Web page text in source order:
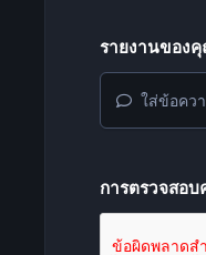
รายงานของ
ใส่ข้อคว
การตรวจสอ